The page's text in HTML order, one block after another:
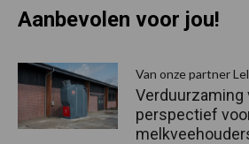
Aanbevolen voor jou!
Van onze partner
Verduurzaming
perspectief